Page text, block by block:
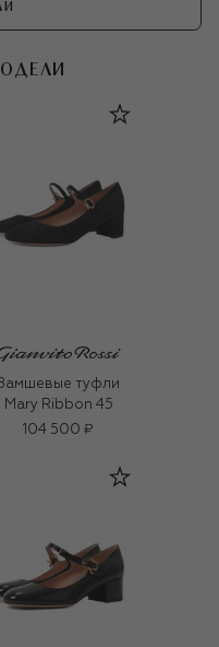
туфли
Mary Ribbon 45
104 500 ₽